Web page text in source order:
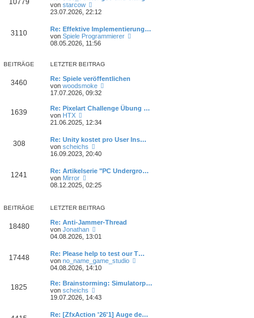
t
rt
B
e
i
a
10779
von starcow
e
s
t
e
B
e
i
t
r
a
23.07.2026, 22:12
3110
Re: Effektive Implementierung…
von Spiele Programmierer
i
08.05.2026, 11:56
BEITRÄGE LETZTER BEITRAG
3460
Re: Spiele veröffentlichen
von woodsmoke
e
B
r
17.07.2026, 09:32
1639
Re: Pixelart Challenge Übung …
von HTX
e
s
t
e
B
e
a
21.06.2025, 12:34
308
Re: Unity kostet pro User Ins…
von scheichs
e
e
s
t
e
e
t
a
16.09.2023, 20:40
1241
Re: Artikelserie "PC Undergro…
von Mirror
e
s
e
r
B
t
r
a
08.12.2025, 02:25
BEITRÄGE LETZTER BEITRAG
18480
Re: Anti-Jammer-Thread
von Jonathan
e
e
s
t
e
B
i
r
04.08.2026, 13:01
17448
Re: Please help to test our T…
von no_name_game_studio
e
04.08.2026, 14:10
1825
Re: Brainstorming: Simulatorp…
von scheichs
e
e
19.07.2026, 14:43
Re: [ZfxAction '26'1] Auge de…